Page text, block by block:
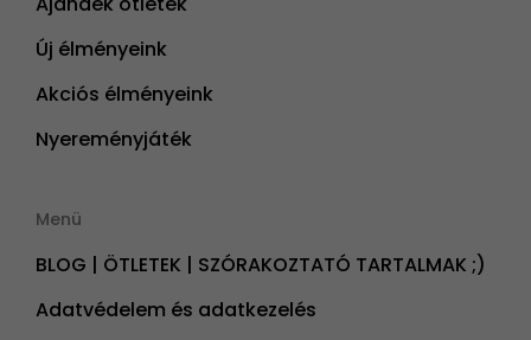
Új élményeink
Akciós élményeink
Nyereményjáték
Menü
BLOG | ÖTLETEK | SZÓRAKOZTATÓ TARTALMAK ;)
Adatvédelem és adatkezelés